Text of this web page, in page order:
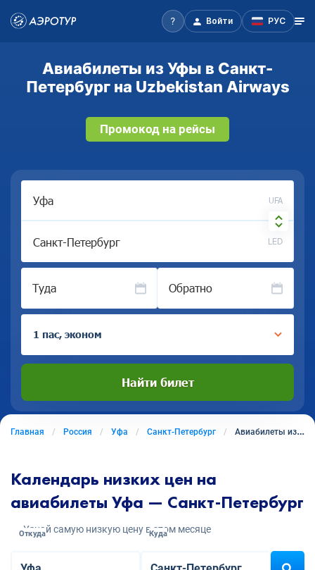
Войти РУС
Авиабилеты из Уфы в Санкт-
Петербург на Uzbekistan Airways
Промокод на рейсы
UFA
LED
Туда Обратно
1 пас, эконом
Найти билет
Главная Россия Уфа Санкт-Петербург Авиабилеты из Уфы в Санкт-Петербург
Календарь низких цен на
авиабилеты Уфа — Санкт-Петербург
Узнай самую низкую цену в этом месяце
Откуда Куда